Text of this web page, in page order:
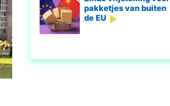
pakketjes van buiten
de EU